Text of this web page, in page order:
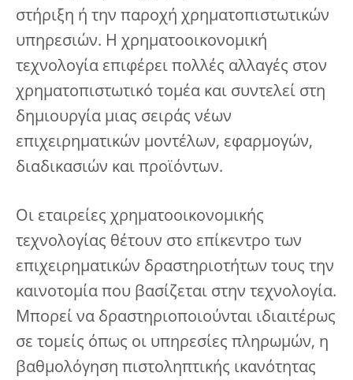
στήριξη ή την παροχή χρηματοπιστωτικών
υπηρεσιών. Η χρηματοοικονομική
τεχνολογία επιφέρει πολλές αλλαγές στον
χρηματοπιστωτικό τομέα και συντελεί στη
δημιουργία μιας σειράς νέων
επιχειρηματικών μοντέλων, εφαρμογών,
διαδικασιών και προϊόντων.
Οι εταιρείες χρηματοοικονομικής
τεχνολογίας θέτουν στο επίκεντρο των
επιχειρηματικών δραστηριοτήτων τους την
καινοτομία που βασίζεται στην τεχνολογία.
Μπορεί να δραστηριοποιούνται ιδιαιτέρως
σε τομείς όπως οι υπηρεσίες πληρωμών, η
βαθμολόγηση πιστοληπτικής ικανότητας